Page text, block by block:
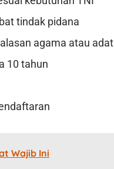
tindak pidana
agama atau adat
10 tahun
Wajib Ini